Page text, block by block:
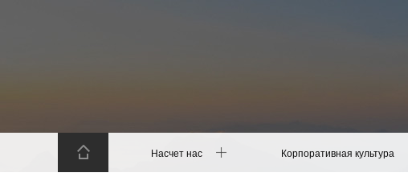
Насчет нас Корпоративная культура